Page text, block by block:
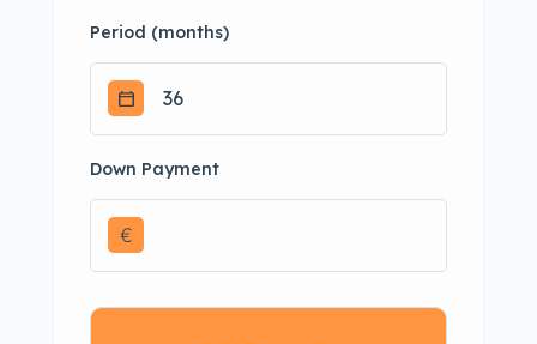
Period (months)
Down Payment
€